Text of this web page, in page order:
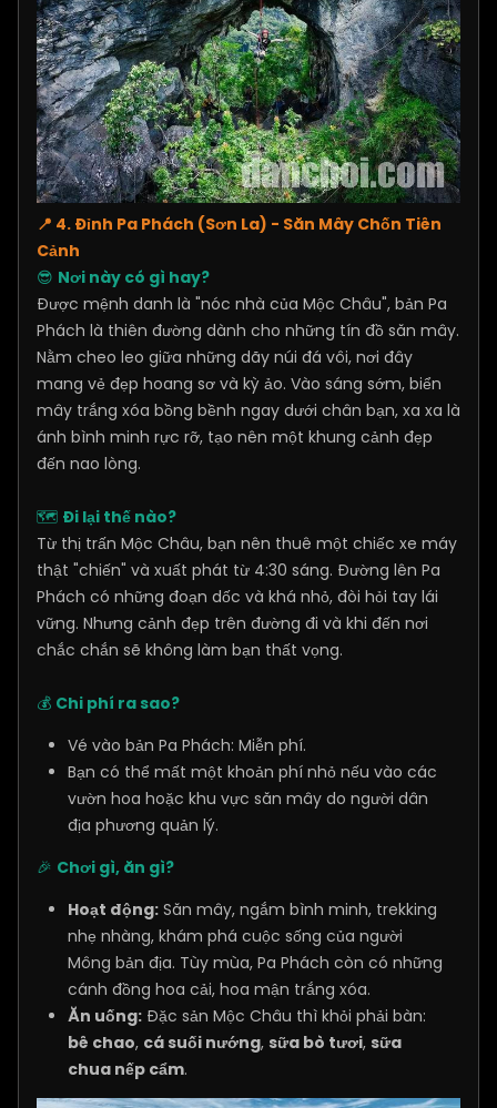
📍 4. Đỉnh Pa Phách (Sơn La) - Săn Mây Chốn Tiên
Cảnh
😎 Nơi này có gì hay?
Được mệnh danh là "nóc nhà của Mộc Châu", bản Pa
Phách là thiên đường dành cho những tín đồ săn mây.
Nằm cheo leo giữa những dãy núi đá vôi, nơi đây
mang vẻ đẹp hoang sơ và kỳ ảo. Vào sáng sớm, biển
mây trắng xóa bồng bềnh ngay dưới chân bạn, xa xa là
ánh bình minh rực rỡ, tạo nên một khung cảnh đẹp
đến nao lòng.
🗺️ Đi lại thế nào?
Từ thị trấn Mộc Châu, bạn nên thuê một chiếc xe máy
thật "chiến" và xuất phát từ 4:30 sáng. Đường lên Pa
Phách có những đoạn dốc và khá nhỏ, đòi hỏi tay lái
vững. Nhưng cảnh đẹp trên đường đi và khi đến nơi
chắc chắn sẽ không làm bạn thất vọng.
💰 Chi phí ra sao?
Vé vào bản Pa Phách: Miễn phí.
Bạn có thể mất một khoản phí nhỏ nếu vào các
vườn hoa hoặc khu vực săn mây do người dân
địa phương quản lý.
🎉 Chơi gì, ăn gì?
Hoạt động: Săn mây, ngắm bình minh, trekking
nhẹ nhàng, khám phá cuộc sống của người
Mông bản địa. Tùy mùa, Pa Phách còn có những
cánh đồng hoa cải, hoa mận trắng xóa.
Ăn uống: Đặc sản Mộc Châu thì khỏi phải bàn:
bê chao, cá suối nướng, sữa bò tươi, sữa
chua nếp cẩm.